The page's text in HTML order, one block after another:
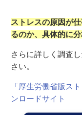
ストレスの原因が
るのか、具体的に分
さらに詳しく調査
さい。
「厚生労働省版ス
ンロードサイト